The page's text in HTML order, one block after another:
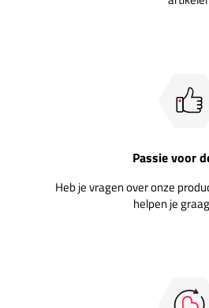
Passie voor
Heb je vragen over onze
helpen je